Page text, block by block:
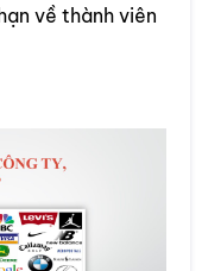
về thành viên